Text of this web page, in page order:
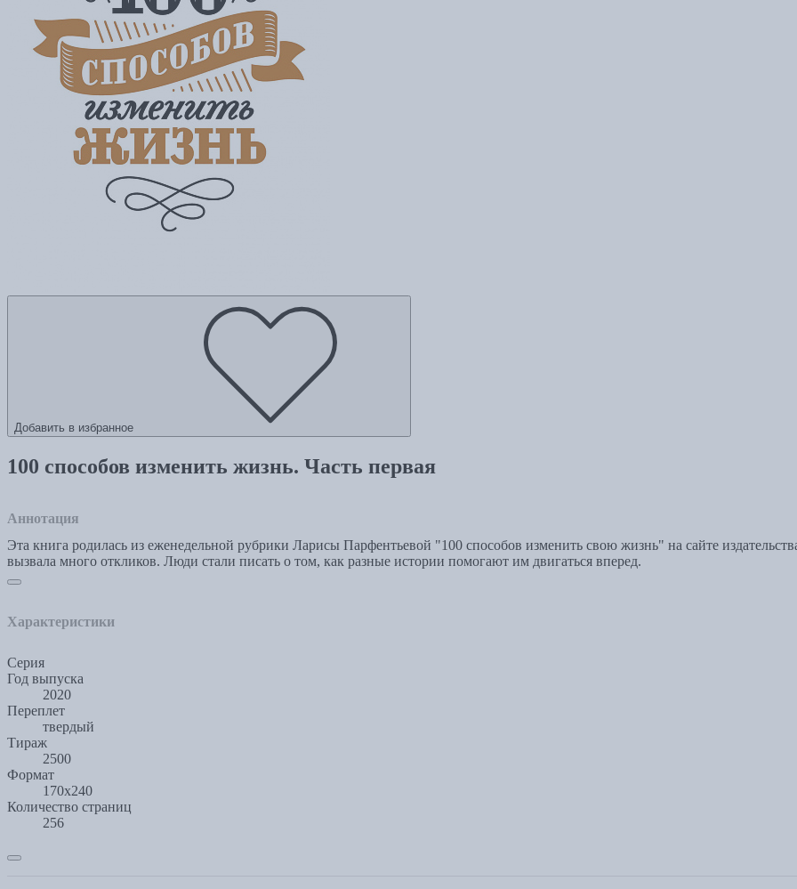
Добавить в избранное
100 способов изменить жизнь. Часть первая
Аннотация
Эта книга родилась из еженедельной рубрики Ларисы Парфентьевой "100 способов изменить свою жизнь" на сайте
вызвала много откликов. Люди стали писать о том, как разные истории помогают им двигаться вперед.
Характеристики
Серия
Год выпуска
2020
Переплет
твердый
Тираж
2500
Формат
170x240
Количество страниц
256